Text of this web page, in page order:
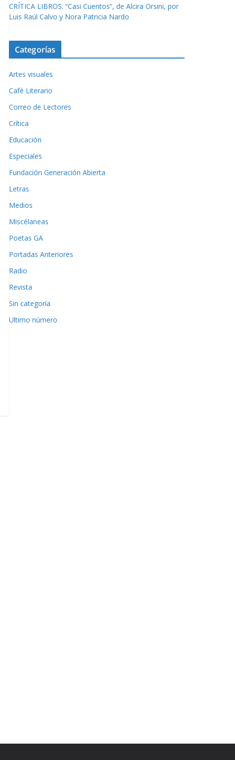
CRÍTICA LIBROS. “Casi Cuentos”, de Alcira Orsini, por
Luis Raúl Calvo y Nora Patricia Nardo
Categorías
Artes visuales
Café Literario
Correo de Lectores
Crítica
Educación
Especiales
Fundación Generación Abierta
Letras
Medios
Miscélaneas
Poetas GA
Portadas Anteriores
Radio
Revista
Sin categoría
Ultimo número